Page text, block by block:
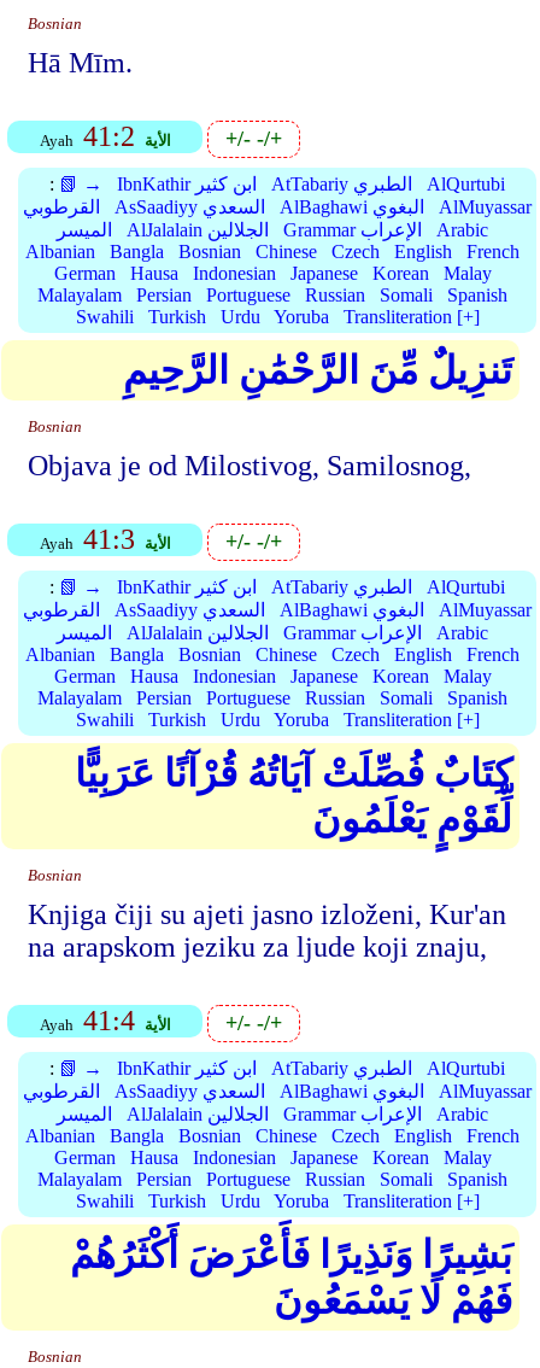
Bosnian
Hā Mīm.
Ayah 41:2 الأية +/--/+
: 📗 → IbnKathir ابن كثير AtTabariy الطبري
AlQurtubi
القرطوبي
AsSaadiyy السعدي AlBaghawi البغوي
AlMuyassar
الميسر
AlJalalain الجلالين Grammar الإعراب
Arabic
Albanian
Bangla Bosnian Chinese Czech English
French
German
Hausa Indonesian Japanese Korean
Malay
Malayalam
Persian Portuguese Russian Somali
Spanish
Swahili
Turkish Urdu Yoruba Transliteration [+]
تَنزِيلٌ مِّنَ الرَّحْمَٰنِ الرَّحِيمِ
Bosnian
Objava je od Milostivog, Samilosnog,
Ayah 41:3 الأية +/--/+
: 📗 → IbnKathir ابن كثير AtTabariy الطبري
AlQurtubi
القرطوبي
AsSaadiyy السعدي AlBaghawi البغوي
AlMuyassar
الميسر
AlJalalain الجلالين Grammar الإعراب
Arabic
Albanian
Bangla Bosnian Chinese Czech English
French
German
Hausa Indonesian Japanese Korean
Malay
Malayalam
Persian Portuguese Russian Somali
Spanish
Swahili
Turkish Urdu Yoruba Transliteration [+]
كِتَابٌ فُصِّلَتْ آيَاتُهُ قُرْآنًا عَرَبِيًّا
لِّقَوْمٍ يَعْلَمُونَ
Bosnian
Knjiga čiji su ajeti jasno izloženi, Kur'an
na arapskom jeziku za ljude koji znaju,
Ayah 41:4 الأية +/--/+
: 📗 → IbnKathir ابن كثير AtTabariy الطبري
AlQurtubi
القرطوبي
AsSaadiyy السعدي AlBaghawi البغوي
AlMuyassar
الميسر
AlJalalain الجلالين Grammar الإعراب
Arabic
Albanian
Bangla Bosnian Chinese Czech English
French
German
Hausa Indonesian Japanese Korean
Malay
Malayalam
Persian Portuguese Russian Somali
Spanish
Swahili
Turkish Urdu Yoruba Transliteration [+]
بَشِيرًا وَنَذِيرًا فَأَعْرَضَ أَكْثَرُهُمْ
فَهُمْ لَا يَسْمَعُونَ
Bosnian